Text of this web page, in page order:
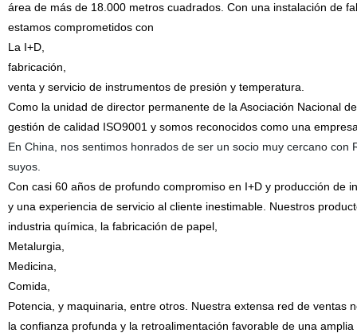
área de más de 18.000 metros cuadrados. Con una instalación de
estamos comprometidos con
La I+D,
fabricación,
venta y servicio de instrumentos de presión y temperatura.
Como la unidad de director permanente de la Asociación Nacional
gestión de calidad ISO9001 y somos reconocidos como una
En China, nos sentimos honrados de ser un socio muy cercano
suyos.
Con casi 60 años de profundo compromiso en I+D y producción de
y una experiencia de servicio al cliente inestimable. Nuestros
industria química, la fabricación de papel,
Metalurgia,
Medicina,
Comida,
Potencia, y maquinaria, entre otros. Nuestra extensa red de
la confianza profunda y la retroalimentación favorable de una